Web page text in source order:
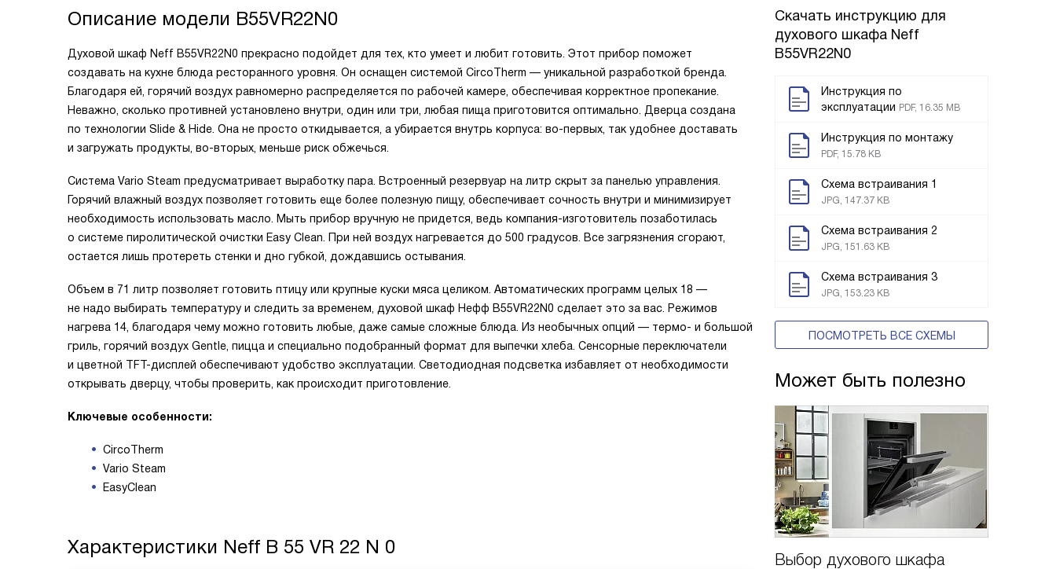
Скачать инструкцию для
духового шкафа Neff
B55VR22N0
Инструкция по
эксплуатации PDF, 16.35 MB
Инструкция по монтажу
PDF, 15.78 KB
Схема встраивания 1
JPG, 147.37 KB
Схема встраивания 2
JPG, 151.63 KB
Схема встраивания 3
JPG, 153.23 KB
ПОСМОТРЕТЬ ВСЕ СХЕМЫ
Может быть полезно
Выбор духового шкафа
Описание модели B55VR22N0
Духовой шкаф Neff B55VR22N0 прекрасно подойдет для тех, кто умеет и любит готовить. Этот прибор поможет
создавать на кухне блюда ресторанного уровня. Он оснащен системой CircoTherm — уникальной разработкой бренда.
Благодаря ей, горячий воздух равномерно распределяется по рабочей камере, обеспечивая корректное пропекание.
Неважно, сколько противней установлено внутри, один или три, любая пища приготовится оптимально. Дверца создана
по технологии Slide & Hide. Она не просто откидывается, а убирается внутрь корпуса: во-первых, так удобнее доставать
и загружать продукты, во-вторых, меньше риск обжечься.
Система Vario Steam предусматривает выработку пара. Встроенный резервуар на литр скрыт за панелью управления.
Горячий влажный воздух позволяет готовить еще более полезную пищу, обеспечивает сочность внутри и минимизирует
необходимость использовать масло. Мыть прибор вручную не придется, ведь компания-изготовитель позаботилась
о системе пиролитической очистки Easy Clean. При ней воздух нагревается до 500 градусов. Все загрязнения сгорают,
остается лишь протереть стенки и дно губкой, дождавшись остывания.
Объем в 71 литр позволяет готовить птицу или крупные куски мяса целиком. Автоматических программ целых 18 —
не надо выбирать температуру и следить за временем, духовой шкаф Нефф B55VR22N0 сделает это за вас. Режимов
нагрева 14, благодаря чему можно готовить любые, даже самые сложные блюда. Из необычных опций — термо- и большой
гриль, горячий воздух Gentle, пицца и специально подобранный формат для выпечки хлеба. Сенсорные переключатели
и цветной TFT-дисплей обеспечивают удобство эксплуатации. Светодиодная подсветка избавляет от необходимости
открывать дверцу, чтобы проверить, как происходит приготовление.
Ключевые особенности:
CircoTherm
Vario Steam
EasyClean
Характеристики Neff B 55 VR 22 N 0